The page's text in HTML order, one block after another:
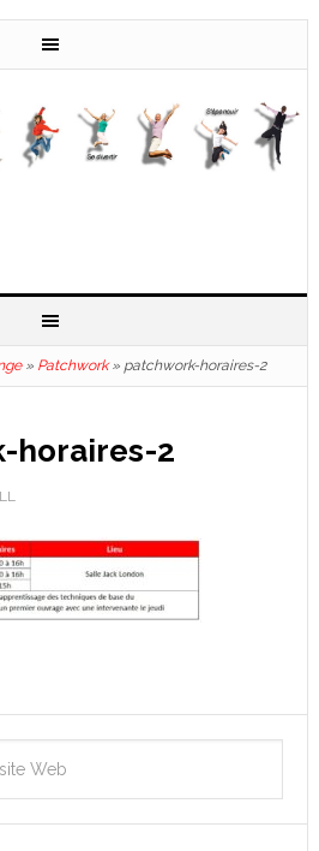
» Patchwork» patchwork-horaires-2
horaires-2